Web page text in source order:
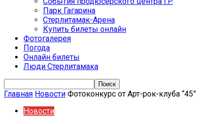
Парк Гагарина
Стерлитамак-Арена
Купить билеты онлайн
Фотогалерея
Погода
Онлайн билеты
Люди Стерлитамака
Главная Новости Фотоконкурс от Арт-рок-клуба “45”
Новости